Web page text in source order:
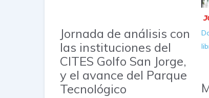
Jornada de análisis con
las instituciones del
CITES Golfo San Jorge,
y el avance del Parque
Tecnológico